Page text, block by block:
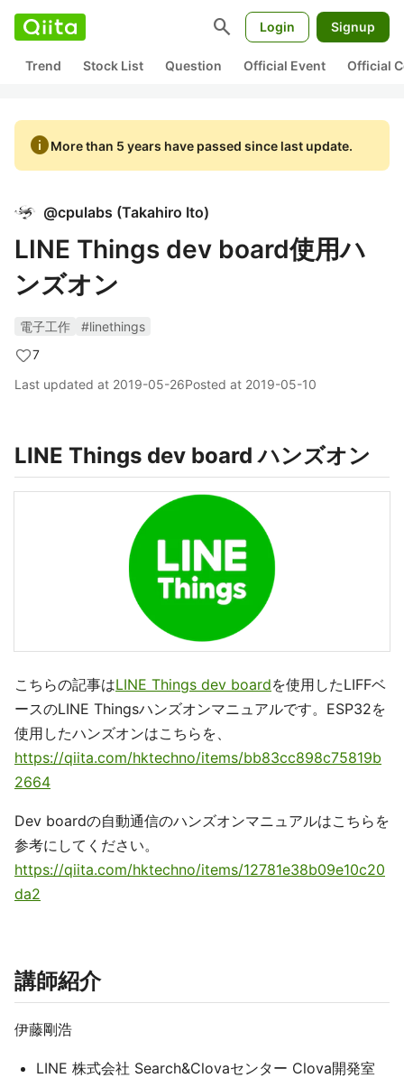
search Login Signup
Trend Stock List Question Official Event Official
infoMore than 5 years have passed since last update.
@cpulabs (Takahiro Ito)
LINE Things dev board使用ハ
ンズオン
電子工作
#linethings
7
Last updated at 2019-05-26Posted at 2019-05-10
LINE Things dev board ハンズオン
こちらの記事はLINE Things dev boardを使用したLIFFベ
ースのLINE Thingsハンズオンマニュアルです。ESP32を
使用したハンズオンはこちらを、
https://qiita.com/hktechno/items/bb83cc898c75819b
2664
Dev boardの自動通信のハンズオンマニュアルはこちらを
参考にしてください。
https://qiita.com/hktechno/items/12781e38b09e10c20
da2
講師紹介
伊藤剛浩
LINE 株式会社 Search&Clovaセンター Clova開発室